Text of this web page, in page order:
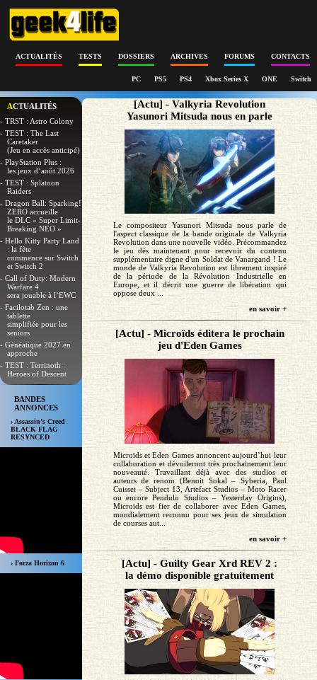
ACTUALITÉS TESTS DOSSIERS ARCHIVES FORUMS CONTACTS
PC PS5 PS4 Xbox Series X ONE Switch
ACTUALITÉS
- TRST : Astro Colony
- TEST : The Last
Caretaker
(Jeu en accès anticipé)
- PlayStation Plus :
les jeux d’août 2026
- TEST : Splatoon
Raiders
- Dragon Ball: Sparking!
ZERO accueille
le DLC « Super Limit-
Breaking NEO »
- Hello Kitty Party Land
: la fête
commence sur Switch
et Switch 2
- Call of Duty: Modern
Warfare 4
sera jouable à l’EWC
- Facilotab Zen : une
tablette
simplifiée pour les
seniors
- Généatique 2027 en
approche
- TEST : Terrinoth :
Heroes of Descent
BANDES
ANNONCES
› Assassin’s Creed
BLACK FLAG
RESYNCED
› Forza Horizon 6
[Actu] - Valkyria Revolution
Yasunori Mitsuda nous en parle
Le compositeur Yasunori Mitsuda nous parle de
l'aspect classique de la bande originale de Valkyria
Revolution dans une nouvelle vidéo. Précommandez
le jeu dès maintenant pour recevoir du contenu
supplémentaire digne d'un Soldat de Vanargand ! Le
monde de Valkyria Revolution est librement inspiré
de la période de la Révolution Industrielle en
Europe, et il décrit une guerre de libération qui
oppose deux ...
en savoir +
[Actu] - Microïds éditera le prochain
jeu d'Eden Games
Microïds et Eden Games annoncent aujourd’hui leur
collaboration et dévoileront très prochainement leur
nouveauté. Travaillant déjà avec des studios et
auteurs de renom (Benoit Sokal – Syberia, Paul
Cuisset – Subject 13, Artefact Studios – Moto Racer
ou encore Pendulo Studios – Yesterday Origins),
Microïds est fier de collaborer avec Eden Games,
mondialement reconnu pour ses jeux de simulation
de courses aut...
en savoir +
[Actu] - Guilty Gear Xrd REV 2 :
la démo disponible gratuitement